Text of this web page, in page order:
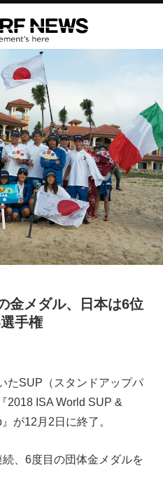
金メダル、日本は6位
手権
たSUP（スタンドアップパ
2018 ISA World SUP &
が12月2日に終了。
、6度目の団体金メダルを
連携協定を締結 自治体との
ンを軸に地域活性化へ
タビュー】旧友レオ、ジャ
トセッション
グ開幕戦・現地リポート（高